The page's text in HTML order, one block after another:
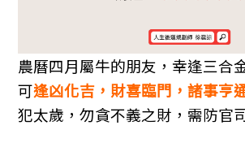
農曆四月屬牛的朋友，幸逢三合
可逢凶化吉，財喜臨門，諸事亨
犯太歲，勿貪不義之財，需防官